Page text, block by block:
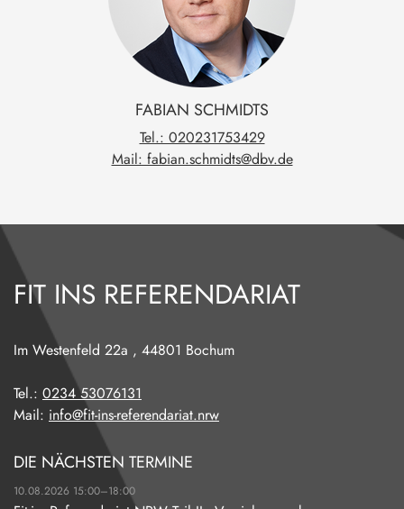
FABIAN SCHMIDTS
Tel.: 020231753429
Mail: fabian.schmidts@dbv.de
FIT INS REFERENDARIAT
Im Westenfeld 22a , 44801 Bochum
Tel.: 0234 53076131
Mail: info@fit-ins-referendariat.nrw
DIE NÄCHSTEN TERMINE
10.08.2026 15:00–18:00